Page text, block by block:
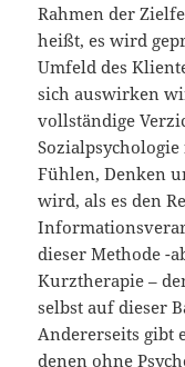
Rahmen der
heißt, es wird
Umfeld des
sich auswirken
vollständige
Fühlen, Denken
wird, als es den
dieser Methode -
Kurztherapie –
selbst auf dieser
Andererseits gibt
denen ohne